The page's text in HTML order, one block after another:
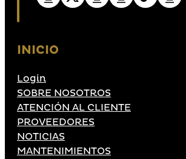
INICIO
Login
SOBRE NOSOTROS
ATENCIÓN AL CLIENTE
PROVEEDORES
NOTICIAS
MANTENIMIENTOS